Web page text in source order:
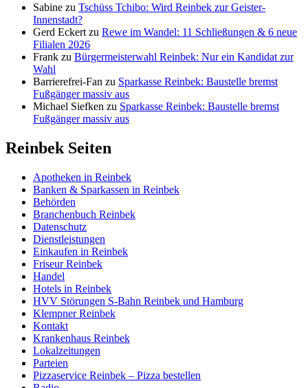
Sabine zu Tschüss Tchibo: Wird Reinbek zur Geister-
Innenstadt?
Gerd Eckert zu Rewe im Wandel: 11 Schließungen & 6 neue
Filialen 2026
Frank zu Bürgermeisterwahl Reinbek: Nur ein Kandidat zur
Wahl
Barrierefrei-Fan zu Sparkasse Reinbek: Baustelle bremst
Fußgänger massiv aus
Michael Siefken zu Sparkasse Reinbek: Baustelle bremst
Fußgänger massiv aus
Reinbek Seiten
Apotheken in Reinbek
Banken & Sparkassen in Reinbek
Behörden
Branchenbuch Reinbek
Datenschutz
Dienstleistungen
Einkaufen in Reinbek
Friseur Reinbek
Handel
Hotels in Reinbek
HVV Störungen S-Bahn Reinbek und Hamburg
Klempner Reinbek
Kontakt
Krankenhaus Reinbek
Lokalzeitungen
Parteien
Pizzaservice Reinbek – Pizza bestellen